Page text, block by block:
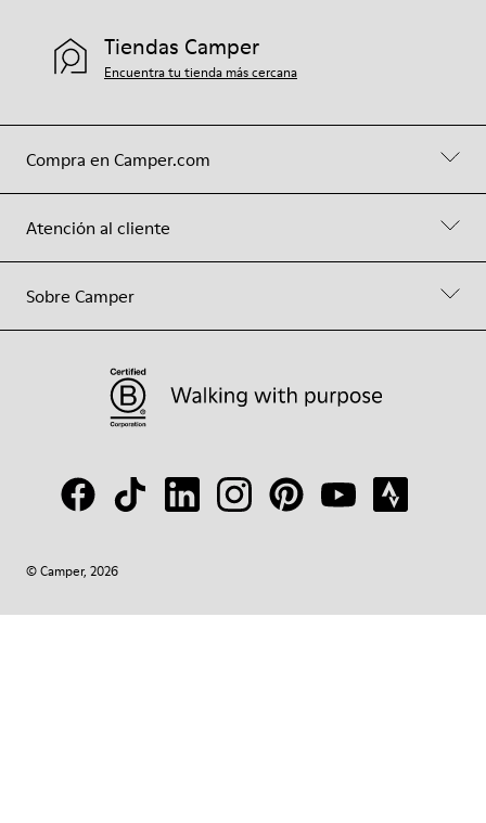
Compra en Camper.com
Atención al cliente
Sobre Camper
Tiendas Camper
Encuentra tu tienda más cercana
© Camper, 2026